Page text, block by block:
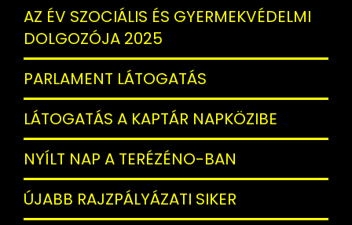
AZ ÉV SZOCIÁLIS ÉS GYERMEKVÉDELMI
DOLGOZÓJA 2025
PARLAMENT LÁTOGATÁS
LÁTOGATÁS A KAPTÁR NAPKÖZIBE
NYÍLT NAP A TERÉZÉNO-BAN
ÚJABB RAJZPÁLYÁZATI SIKER